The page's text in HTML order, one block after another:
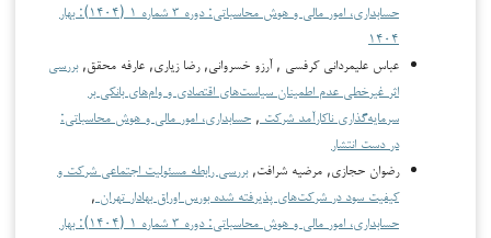
حسابداری، امور مالی و هوش محاسباتی: دوره ۳ شماره ۱ (۱۴۰۴): بهار
۱۴۰۴
عباس علیمردانی کرفسی , آرزو خسروانی, رضا زیاری, عارفه محقق,بررسی
اثر غیرخطی عدم اطمینان سیاست‌های اقتصادی و وام‌های بانکی بر
سرمایه‌گذاری ناکارآمد شرکت , حسابداری، امور مالی و هوش محاسباتی:
در دست انتشار
رضوان حجازی, مرضیه شرافت,بررسی رابطه مسئولیت اجتماعی شرکت و
کیفیت سود در شرکت‌های پذیرفته شده بورس اوراق بهادار تهران ,
حسابداری، امور مالی و هوش محاسباتی: دوره ۳ شماره ۱ (۱۴۰۴): بهار